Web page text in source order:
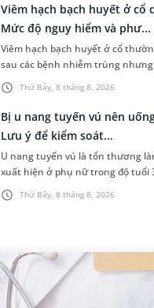
Thứ Bảy, 8 tháng 8, 2026
Viêm hạch bạch huyết ở cổ
Mức độ nguy hiểm và phư...
Viêm hạch bạch huyết ở cổ
sau các bệnh nhiễm trùng
liên quan đến lao hạch hoặc ung
hiểu nguyên nhân gây viêm,...
Thứ Bảy, 8 tháng 8, 2026
Bị u nang tuyến vú nên
Lưu ý để kiểm soát...
U nang tuyến vú là tổn thương
xuất hiện ở phụ nữ trong độ tuổi
được chẩn đoán mắc bệnh, nhiều
thường băn khoăn u nang tuyến